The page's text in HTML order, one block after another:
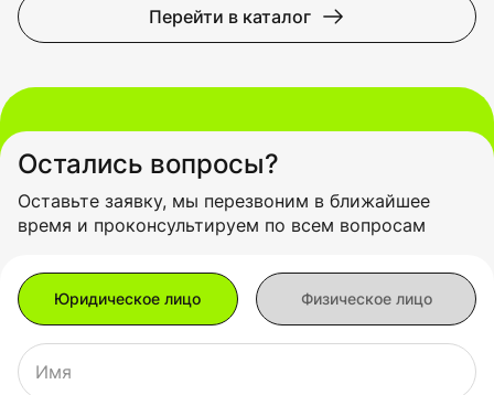
Перейти в каталог
Остались вопросы?
Оставьте заявку, мы перезвоним в ближайшее
время и проконсультируем по всем вопросам
Имя